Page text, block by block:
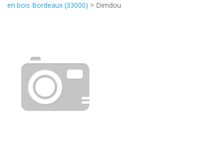
en bois Bordeaux (33000) > Dimdou